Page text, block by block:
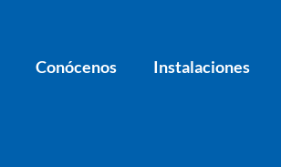
Conócenos Instalaciones